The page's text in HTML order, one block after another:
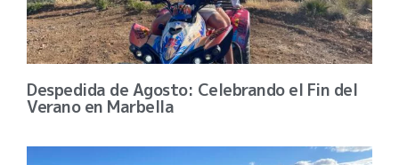
Despedida de Agosto: Celebrando el Fin del
Verano en Marbella